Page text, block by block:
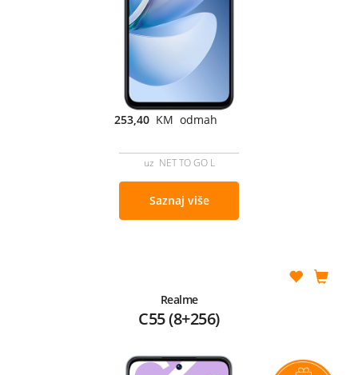
253,40 KM odmah
uz NET TO GO L
Saznaj više
Realme
C55 (8+256)